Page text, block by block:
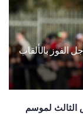
الفوز بالألقاب
الثالث لموسم